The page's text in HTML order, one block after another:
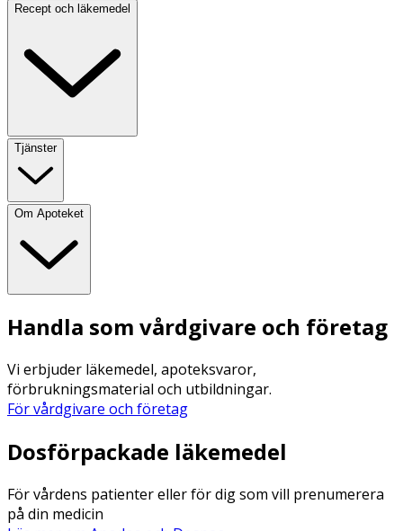
Recept och läkemedel
Tjänster
Om Apoteket
Handla som vårdgivare och företag
Vi erbjuder läkemedel, apoteksvaror,
förbrukningsmaterial och utbildningar.
För vårdgivare och företag
Dosförpackade läkemedel
För vårdens patienter eller för dig som vill prenumerera
på din medicin